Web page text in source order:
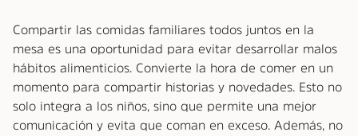
Compartir las comidas familiares todos juntos en la
mesa es una oportunidad para evitar desarrollar malos
hábitos alimenticios. Convierte la hora de comer en un
momento para compartir historias y novedades. Esto no
solo integra a los niños, sino que permite una mejor
comunicación y evita que coman en exceso. Además, no